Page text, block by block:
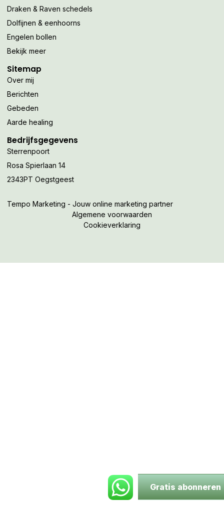
Draken & Raven schedels
Dolfijnen & eenhoorns
Engelen bollen
Bekijk meer
Sitemap
Over mij
Berichten
Gebeden
Aarde healing
Bedrijfsgegevens
Sterrenpoort
Rosa Spierlaan 14
2343PT Oegstgeest
Tempo Marketing - Jouw online marketing partner
Algemene voorwaarden
Cookieverklaring
Gratis abonneren